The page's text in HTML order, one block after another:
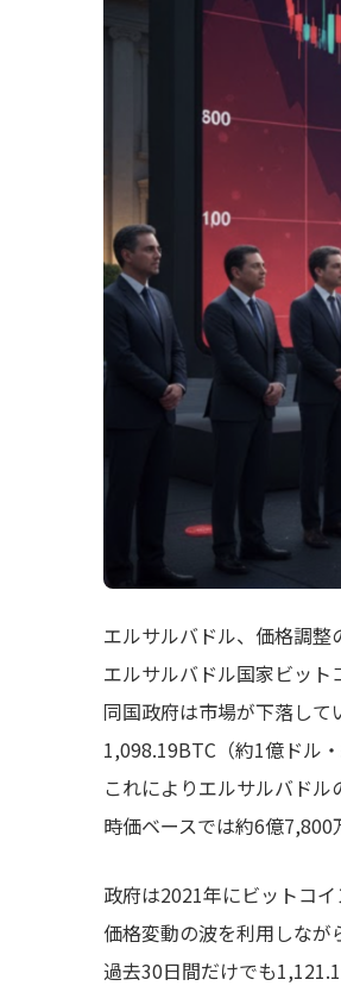
エルサルバドル、価格調
エルサルバドル国家ビット
同国政府は市場が下落して
1,098.19BTC（約1億ドル
これによりエルサルバドル
時価ベースでは約6億7,800
政府は2021年にビットコ
価格変動の波を利用しなが
過去30日間だけでも